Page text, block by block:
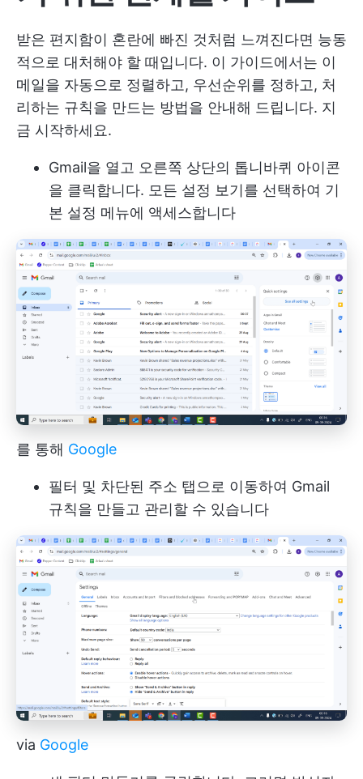
받은 편지함이 혼란에 빠진 것처럼 느껴진다면 능동
적으로 대처해야 할 때입니다. 이 가이드에서는 이
메일을 자동으로 정렬하고, 우선순위를 정하고, 처
리하는 규칙을 만드는 방법을 안내해 드립니다. 지
금 시작하세요.
Gmail을 열고 오른쪽 상단의 톱니바퀴 아이콘
을 클릭합니다. 모든 설정 보기를 선택하여 기
본 설정 메뉴에 액세스합니다
를 통해 Google
필터 및 차단된 주소 탭으로 이동하여 Gmail
규칙을 만들고 관리할 수 있습니다
via Google